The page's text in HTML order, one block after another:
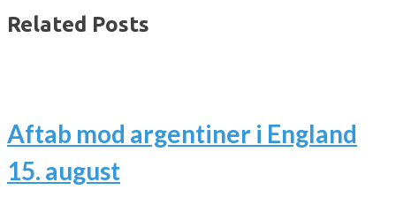
Related Posts
Aftab mod argentiner i England
15. august